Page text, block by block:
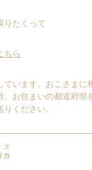
たくって
ちら
ています。おこさまに
お住まいの都道府県
ください。
文
カ